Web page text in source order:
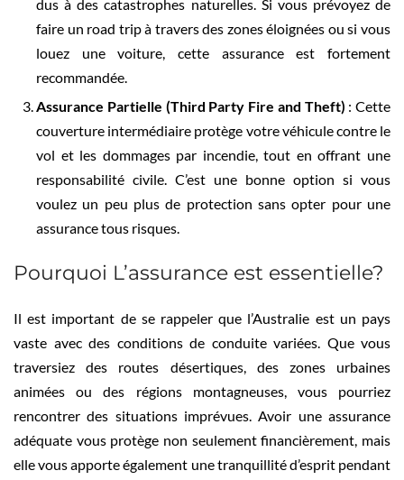
dus à des catastrophes naturelles. Si vous prévoyez de
faire un road trip à travers des zones éloignées ou si vous
louez une voiture, cette assurance est fortement
recommandée.
Assurance Partielle (Third Party Fire and Theft) : Cette
couverture intermédiaire protège votre véhicule contre le
vol et les dommages par incendie, tout en offrant une
responsabilité civile. C’est une bonne option si vous
voulez un peu plus de protection sans opter pour une
assurance tous risques.
Pourquoi L’assurance est essentielle?
Il est important de se rappeler que l’Australie est un pays
vaste avec des conditions de conduite variées. Que vous
traversiez des routes désertiques, des zones urbaines
animées ou des régions montagneuses, vous pourriez
rencontrer des situations imprévues. Avoir une assurance
adéquate vous protège non seulement financièrement, mais
elle vous apporte également une tranquillité d’esprit pendant